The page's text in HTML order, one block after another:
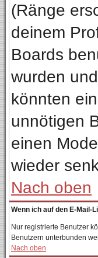
(Ränge
deinem
Boards
wurden
könnten
unnötigen
einen
wieder
Nach oben
Wenn ich auf den E-Mail-
Nur registrierte Benutzer
Benutzern unterbunden
Nach oben